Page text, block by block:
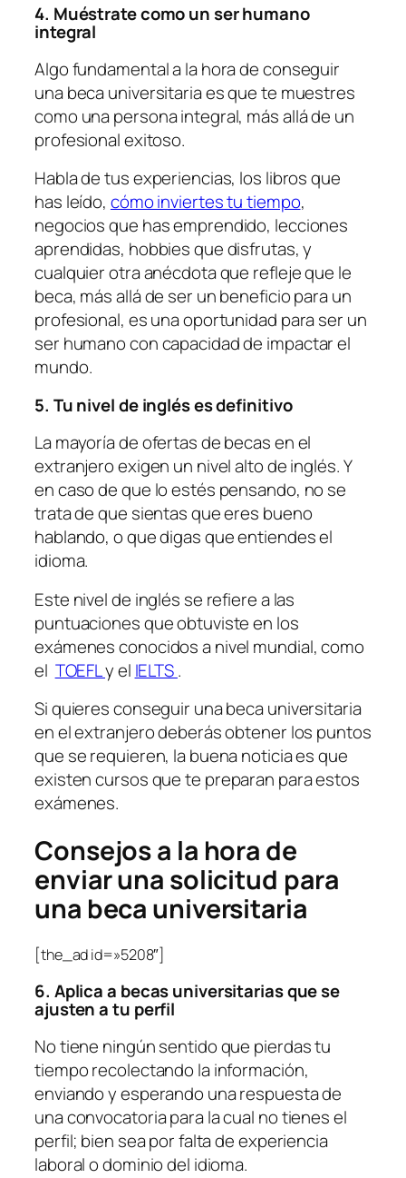
4. Muéstrate como un ser humano
integral
Algo fundamental a la hora de conseguir
una beca universitaria es que te muestres
como una persona integral, más allá de un
profesional exitoso.
Habla de tus experiencias, los libros que
has leído, cómo inviertes tu tiempo,
negocios que has emprendido, lecciones
aprendidas, hobbies que disfrutas, y
cualquier otra anécdota que refleje que le
beca, más allá de ser un beneficio para un
profesional, es una oportunidad para ser un
ser humano con capacidad de impactar el
mundo.
5. Tu nivel de inglés es definitivo
La mayoría de ofertas de becas en el
extranjero exigen un nivel alto de inglés. Y
en caso de que lo estés pensando, no se
trata de que sientas que eres bueno
hablando, o que digas que entiendes el
idioma.
Este nivel de inglés se refiere a las
puntuaciones que obtuviste en los
exámenes conocidos a nivel mundial, como
el TOEFLy el IELTS.
Si quieres conseguir una beca universitaria
en el extranjero deberás obtener los puntos
que se requieren, la buena noticia es que
existencursos que te preparan para estos
exámenes.
Consejos a la hora de
enviar una solicitud para
una beca universitaria
[the_ad id=»5208″]
6. Aplica a becas universitarias que se
ajusten a tu perfil
No tiene ningún sentido que pierdas tu
tiempo recolectando la información,
enviando y esperando una respuesta de
una convocatoria para la cual no tienes el
perfil; bien sea por falta de experiencia
laboral o dominio del idioma.